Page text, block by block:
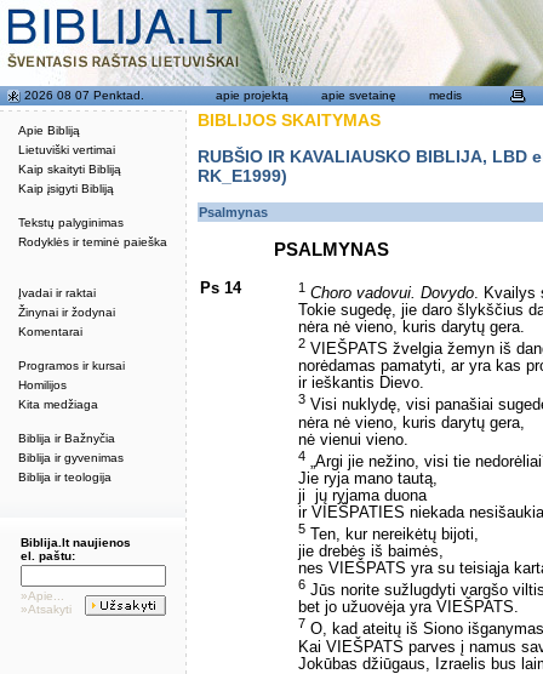
Apie Bibliją
Lietuviški vertimai
Kaip skaityti Bibliją
Kaip įsigyti Bibliją
Tekstų palyginimas
Rodyklės ir teminė paieška
Įvadai ir raktai
Žinynai ir žodynai
Komentarai
Programos ir kursai
Homilijos
Kita medžiaga
Biblija ir Bažnyčia
Biblija ir gyvenimas
Biblija ir teologija
2026 08 07 Penktad. apie projektą apie svetainę medis
Biblija.lt naujienos
el. paštu:
»Apie...
»Atsakyti
BIBLIJOS SKAITYMAS
RUBŠIO IR KAVALIAUSKO BIBLIJA,
RK_E1999)
Psalmynas
PSALMYNAS
Ps 14 1 Choro vadovui. Dovydo. Kvailys
Tokie sugedę, jie daro šlykščius
nėra nė vieno, kuris darytų gera.
2 VIEŠPATS žvelgia žemyn iš
norėdamas pamatyti, ar yra kas
ir ieškantis Dievo.
3 Visi nuklydę, visi panašiai
nėra nė vieno, kuris darytų gera,
nė vienui vieno.
4 „Argi jie nežino, visi tie
Jie ryja mano tautą,
ji ­ jų ryjama duona ­
ir VIEŠPATIES niekada
5 Ten, kur nereikėtų bijoti,
jie drebės iš baimės,
nes VIEŠPATS yra su teisiąja
6 Jūs norite sužlugdyti vargšo
bet jo užuovėja yra VIEŠPATS.
7 O, kad ateitų iš Siono
Kai VIEŠPATS parves į namus
Jokūbas džiūgaus, Izraelis bus